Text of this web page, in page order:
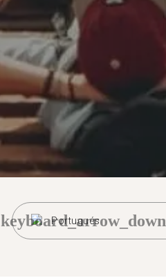
Portugués
keyboard_arrow_down